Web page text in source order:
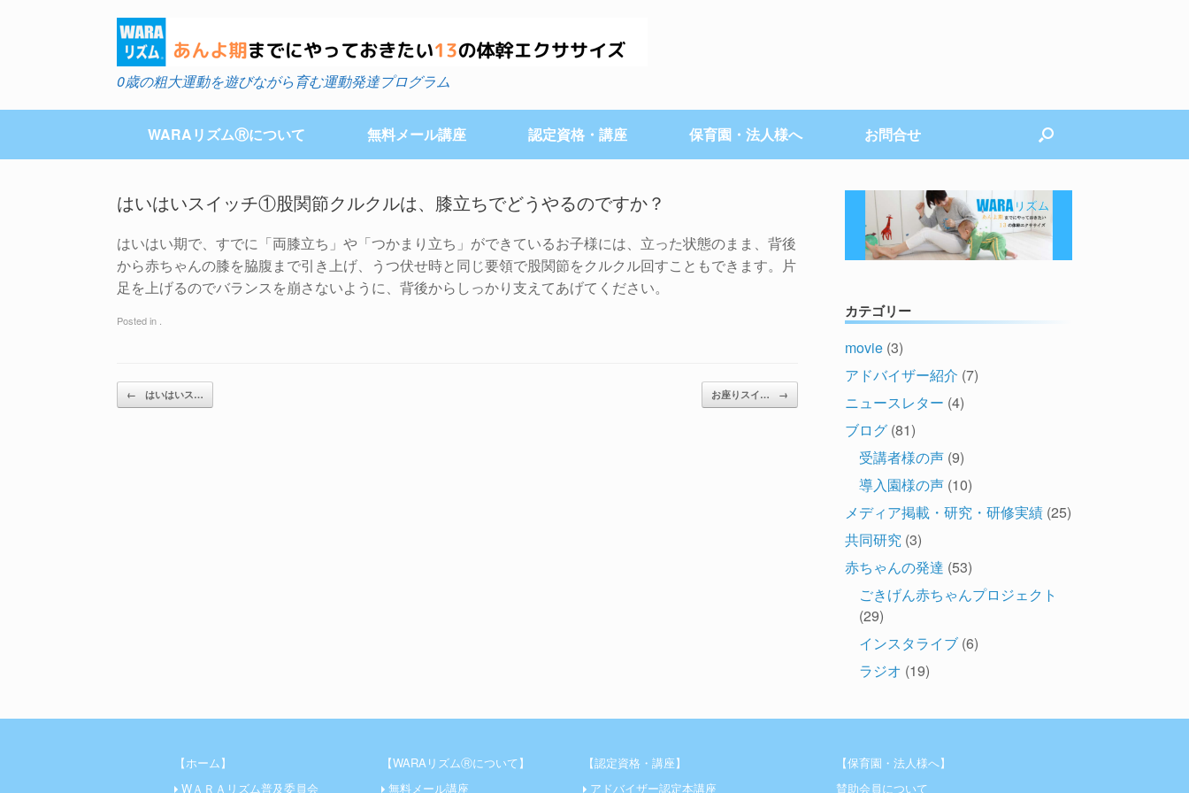
0歳の粗大運動を遊びながら育む運動発達プログラム
WARAリズムⓇについて 無料メール講座 認定資格・講座 保育園・法人様へ お問合せ
はいはいスイッチ①股関節クルクルは、膝立ちでどうやるのですか？
はいはい期で、すでに「両膝立ち」や「つかまり立ち」ができているお子様には、立った状態のまま、背後
から赤ちゃんの膝を脇腹まで引き上げ、うつ伏せ時と同じ要領で股関節をクルクル回すこともできます。片
足を上げるのでバランスを崩さないように、背後からしっかり支えてあげてください。
Posted in .
Post navigation
← はいはいス… お座りスイ… →
カテゴリー
movie (3)
アドバイザー紹介 (7)
ニュースレター (4)
ブログ (81)
受講者様の声 (9)
導入園様の声 (10)
メディア掲載・研究・研修実績 (25)
共同研究 (3)
赤ちゃんの発達 (53)
ごきげん赤ちゃんプロジェクト
(29)
インスタライブ (6)
ラジオ (19)
【ホーム】
WＡＲＡリズム普及委員会
【WARAリズムⓇについて】
無料メール講座
【認定資格・講座】
アドバイザー認定本講座
【保育園・法人様へ】
賛助会員について